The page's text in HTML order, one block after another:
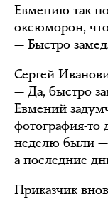
Евмению так
оксюморон,
— Быстро
Сергей
— Да, быстро
Евмений
фотография-то
неделю были —
а последние
Приказчик